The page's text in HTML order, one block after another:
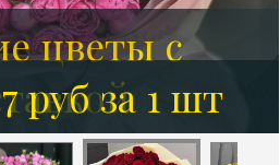
руб за 1 шт